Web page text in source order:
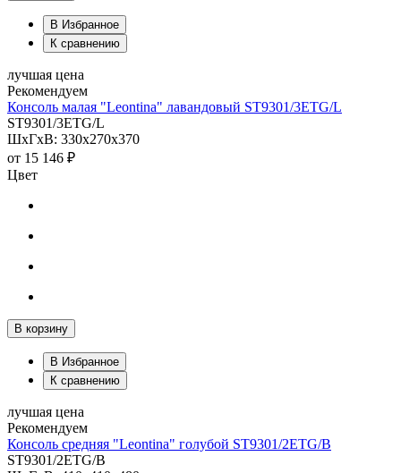
В Избранное
К сравнению
лучшая цена
Рекомендуем
Консоль малая "Leontina" лавандовый ST9301/3ETG/L
ST9301/3ETG/L
ШхГхВ: 330х270х370
от 15 146 ₽
Цвет
В корзину
В Избранное
К сравнению
лучшая цена
Рекомендуем
Консоль средняя "Leontina" голубой ST9301/2ETG/B
ST9301/2ETG/B